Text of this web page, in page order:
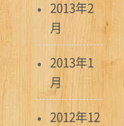
2013年2
月
2013年1
月
2012年12